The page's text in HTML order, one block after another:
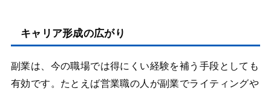
キャリア形成の広がり
副業は、今の職場では得にくい経験を補う手段としても
有効です。たとえば営業職の人が副業でライティングや